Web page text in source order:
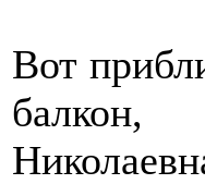
Вот
балкон,